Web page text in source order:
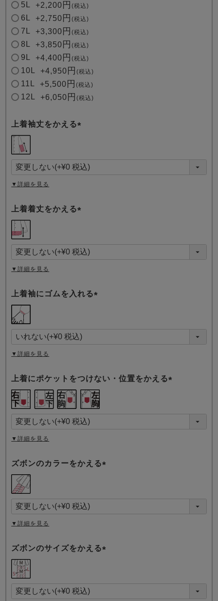
5L +2,200 税込
6L +2,750 税込
7L +3,300 税込
8L +3,850 税込
9L +4,400 税込
10L +4,950 税込
11L +5,500 税込
12L +6,050 税込
上着袖丈をかえる
須
)
▼詳細を見る
上着着丈をかえる
須
)
▼詳細を見る
上着袖にゴムを入れる
須
)
▼詳細を見る
上着にポケットをつけない・位置をかえる
須
)
▼詳細を見る
ズボンのカラーをかえる
須
)
▼詳細を見る
ズボンのサイズをかえる
須
)